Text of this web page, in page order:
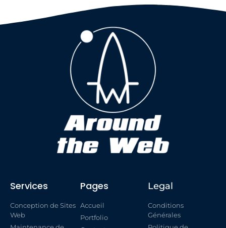
Services
Conception de Sites
Web
Pages
Accueil
Portfolio
Legal
Conditions
Générales